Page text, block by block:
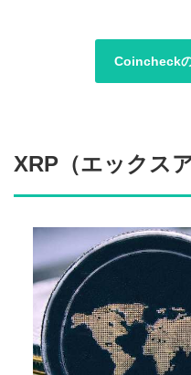
Coincheck
XRP（エックス